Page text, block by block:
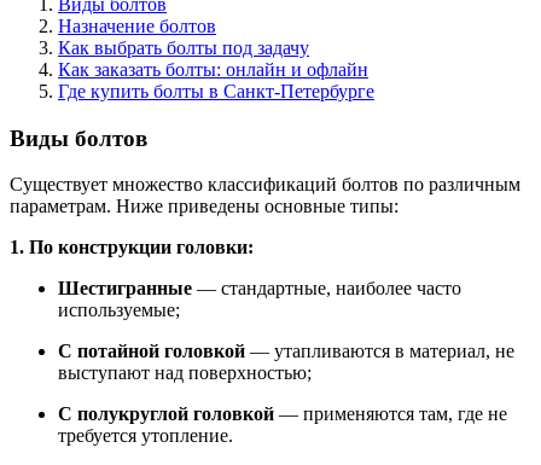
Назначение болтов
Как выбрать болты под задачу
Как заказать болты: онлайн и офлайн
Где купить болты в Санкт-Петербурге
Виды болтов
Существует множество классификаций болтов по различным
параметрам. Ниже приведены основные типы:
1. По конструкции головки:
Шестигранные — стандартные, наиболее часто
используемые;
С потайной головкой — утапливаются в материал, не
выступают над поверхностью;
С полукруглой головкой — применяются там, где не
требуется утопление.